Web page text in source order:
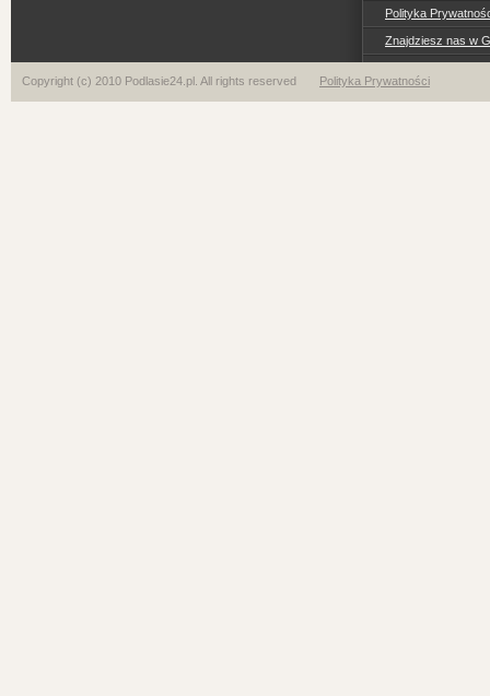
Polityka
Znajdziesz nas w
Copyright (c) 2010 Podlasie24.pl. All rights reserved Polityka Prywatności